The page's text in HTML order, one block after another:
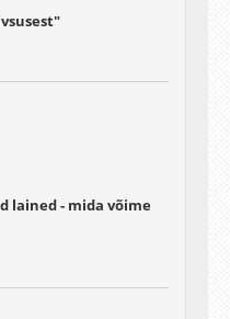
lained - mida võime